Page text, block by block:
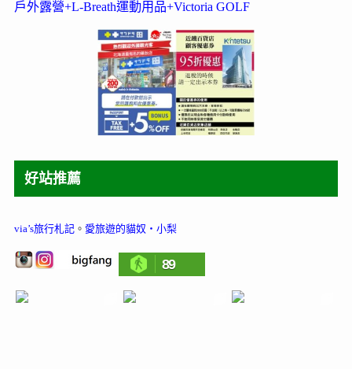
戶外露營+L-Breath運動用品+Victoria GOLF
好站推薦
via’s旅行札記。 愛旅遊的貓奴‧小梨
89